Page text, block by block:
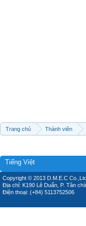
Trang chủ Thành viên
Tiếng Việt
Copyright © 2013 D.M.E.C
Địa chỉ: K190 Lê Duẩn, P. Tân
Điện thoại: (+84) 5113752506